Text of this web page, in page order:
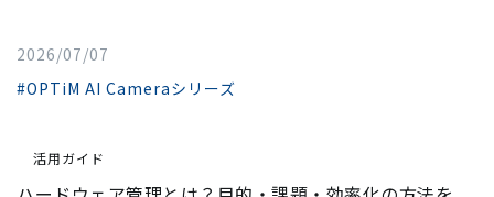
2026/07/07
#OPTiM AI Cameraシリーズ
活用ガイド